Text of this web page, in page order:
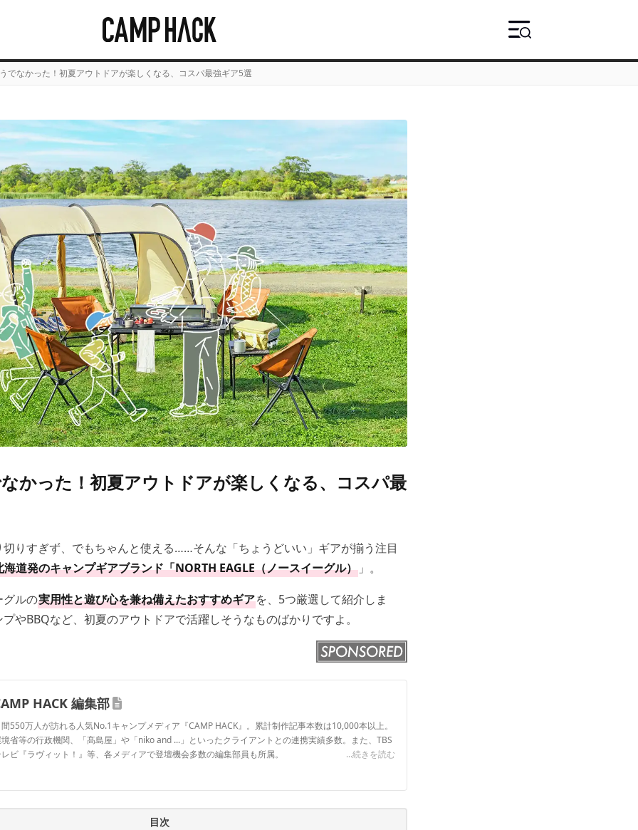
でなかった！初夏アウトドアが楽しくなる、コスパ最強ギア5選
かった！初夏アウトドアが楽しくなる、コスパ最
りすぎず、でもちゃんと使える……そんな「ちょうどいい」ギアが揃う注目
海道発のキャンプギアブランド「NORTH EAGLE（ノースイーグル）」。
グルの実用性と遊び心を兼ね備えたおすすめギアを、5つ厳選して紹介しま
やBBQなど、初夏のアウトドアで活躍しそうなものばかりですよ。
HACK 編集部
間550万人が訪れる人気No.1キャンプメディア『CAMP HACK』。累計制作記事本数は10,000本以上。
省等の行政機関、「髙島屋」や「niko and ...」といったクライアントとの連携実績多数。また、TBS
レビ『ラヴィット！』等、各メディアで登壇機会多数の編集部員も所属。
...続きを読む
目次